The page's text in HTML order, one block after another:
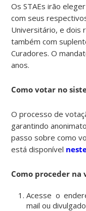
Os STAEs irão
com seus
Universitário, e dois
também com
Curadores. O
anos.
Como votar no
O processo de
garantindo
passo sobre como
está disponível
Como proceder na
Acesse o
mail ou